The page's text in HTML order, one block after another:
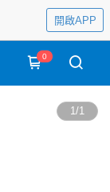
開啟APP
0
1/1